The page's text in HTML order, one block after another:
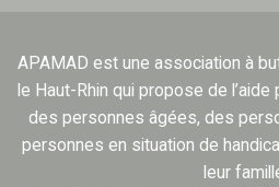
APAMAD est une association à
le Haut-Rhin qui propose de
des personnes âgées, des
personnes en situation de
leur